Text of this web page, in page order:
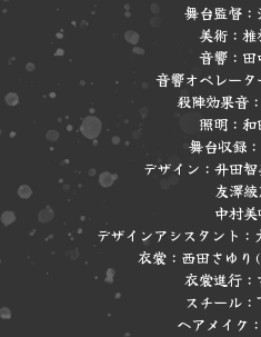
舞台監督
美術：椎
音響：田
音響オペレー
殺陣効果音
照明：和
舞台収録
デザイン：升田
友澤綾
中村美
デザインアシスタント
衣裳：西田さゆ
衣裳進行
スチール
ヘアメイク